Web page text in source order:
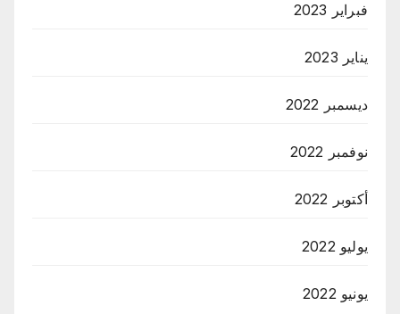
فبراير 2023
يناير 2023
ديسمبر 2022
نوفمبر 2022
أكتوبر 2022
يوليو 2022
يونيو 2022